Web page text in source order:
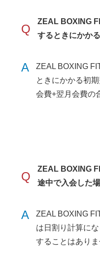
Q
ZEAL BOXING
するときにかか
A
ZEAL BOXING
ときにかかる初
会費+翌月会費の
Q
ZEAL BOXING
途中で入会した
A
ZEAL BOXING
は日割り計算に
することはありま